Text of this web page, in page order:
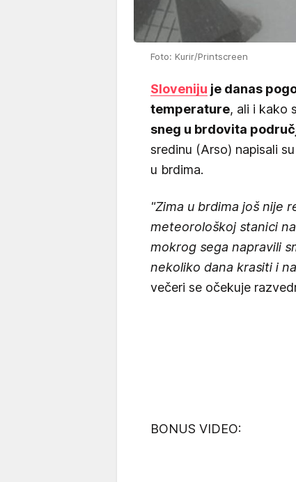
Foto: Kurir/Printscreen
Sloveniju je danas
temperature, ali i kako
sneg u brdovita
sredinu (Arso) napisali
u brdima.
"Zima u brdima još nije
meteorološkoj stanici
mokrog sega napravili
nekoliko dana krasiti i
večeri se očekuje
BONUS VIDEO: